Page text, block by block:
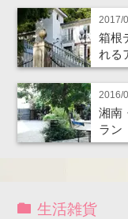
2017/
箱根
れる
2016/
湘南
ラン
生活雑貨